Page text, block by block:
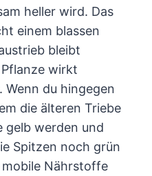
heller wird. Das
einem blassen
bleibt
wirkt
Wenn du hingegen
die älteren Triebe
gelb werden und
Spitzen noch grün
Nährstoffe